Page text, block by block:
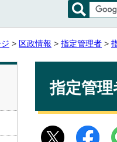
> 区政情報 > 指定管理者 >
指定管理